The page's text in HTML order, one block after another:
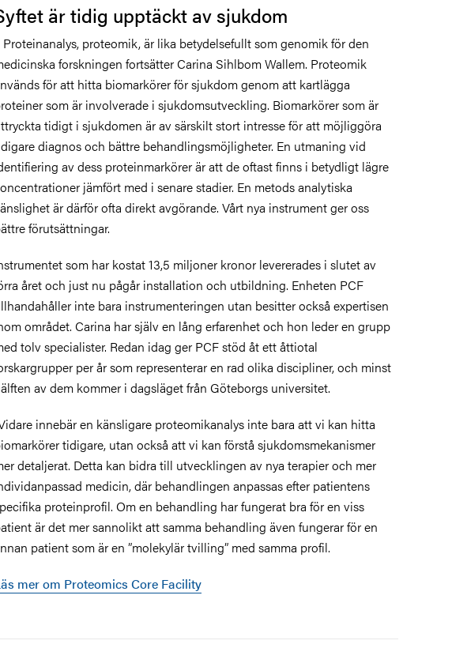
är tidig upptäckt av sjukdom
Proteinanalys, proteomik, är lika betydelsefullt som genomik för den
forskningen fortsätter Carina Sihlbom Wallem. Proteomik
för att hitta biomarkörer för sjukdom genom att kartlägga
som är involverade i sjukdomsutveckling. Biomarkörer som är
tidigt i sjukdomen är av särskilt stort intresse för att möjliggöra
diagnos och bättre behandlingsmöjligheter. En utmaning vid
av dess proteinmarkörer är att de oftast finns i betydligt lägre
jämfört med i senare stadier. En metods analytiska
är därför ofta direkt avgörande. Vårt nya instrument ger oss
förutsättningar.
som har kostat 13,5 miljoner kronor levererades i slutet av
året och just nu pågår installation och utbildning. Enheten PCF
inte bara instrumenteringen utan besitter också expertisen
området. Carina har själv en lång erfarenhet och hon leder en grupp
tolv specialister. Redan idag ger PCF stöd åt ett åttiotal
per år som representerar en rad olika discipliner, och minst
av dem kommer i dagsläget från Göteborgs universitet.
innebär en känsligare proteomikanalys inte bara att vi kan hitta
tidigare, utan också att vi kan förstå sjukdomsmekanismer
detaljerat. Detta kan bidra till utvecklingen av nya terapier och mer
medicin, där behandlingen anpassas efter patientens
proteinprofil. Om en behandling har fungerat bra för en viss
är det mer sannolikt att samma behandling även fungerar för en
patient som är en ”molekylär tvilling” med samma profil.
mer om Proteomics Core Facility